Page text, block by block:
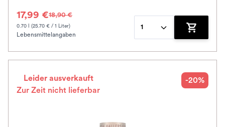
17,99 €18,90 €
0.70 l (25.70 € / 1 Liter)
Lebensmittelangaben
1
Zum
Leider ausverkauft
Zur Zeit nicht lieferbar
-20%